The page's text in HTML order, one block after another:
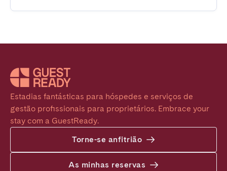
Estadias fantásticas para hóspedes e serviços de
gestão profissionais para proprietários. Embrace your
stay com a GuestReady.
Torne-se anfitrião
As minhas reservas